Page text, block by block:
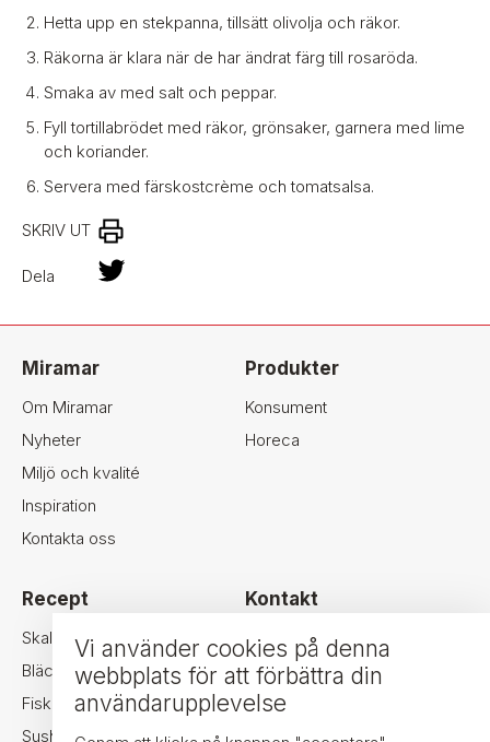
Hetta upp en stekpanna, tillsätt olivolja och räkor.
Räkorna är klara när de har ändrat färg till rosaröda.
Smaka av med salt och peppar.
Fyll tortillabrödet med räkor, grönsaker, garnera med lime
och koriander.
Servera med färskostcrème och tomatsalsa.
SKRIV UT
Dela
e
o
T
w
t
r
t
Miramar
Om Miramar
Nyheter
Miljö och kvalité
Inspiration
Kontakta oss
Produkter
Konsument
Horeca
Recept
Skaldjur
Bläckfisk
Fisk
Sushi
Kontakt
MIRAMAR SEAFOOD AB
NORRA LIDEN 2A
411 18 GÖTEBORG
TEL: +46-31-24 34 44
Vi använder cookies på denna
webbplats för att förbättra din
användarupplevelse